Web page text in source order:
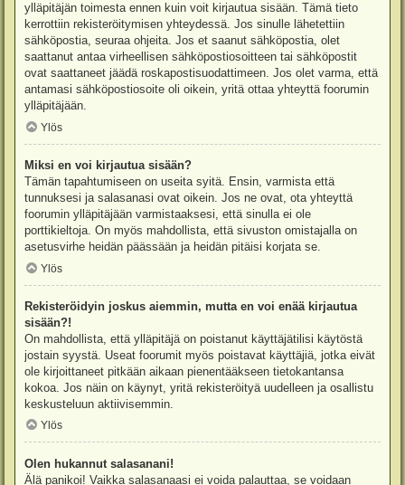
ylläpitäjän toimesta ennen kuin voit kirjautua sisään. Tämä tieto
kerrottiin rekisteröitymisen yhteydessä. Jos sinulle lähetettiin
sähköpostia, seuraa ohjeita. Jos et saanut sähköpostia, olet
saattanut antaa virheellisen sähköpostiosoitteen tai sähköpostit
ovat saattaneet jäädä roskapostisuodattimeen. Jos olet varma, että
antamasi sähköpostiosoite oli oikein, yritä ottaa yhteyttä foorumin
ylläpitäjään.
Ylös
Miksi en voi kirjautua sisään?
Tämän tapahtumiseen on useita syitä. Ensin, varmista että
tunnuksesi ja salasanasi ovat oikein. Jos ne ovat, ota yhteyttä
foorumin ylläpitäjään varmistaaksesi, että sinulla ei ole
porttikieltoja. On myös mahdollista, että sivuston omistajalla on
asetusvirhe heidän päässään ja heidän pitäisi korjata se.
Ylös
Rekisteröidyin joskus aiemmin, mutta en voi enää kirjautua
sisään?!
On mahdollista, että ylläpitäjä on poistanut käyttäjätilisi käytöstä
jostain syystä. Useat foorumit myös poistavat käyttäjiä, jotka eivät
ole kirjoittaneet pitkään aikaan pienentääkseen tietokantansa
kokoa. Jos näin on käynyt, yritä rekisteröityä uudelleen ja osallistu
keskusteluun aktiivisemmin.
Ylös
Olen hukannut salasanani!
Älä panikoi! Vaikka salasanaasi ei voida palauttaa, se voidaan